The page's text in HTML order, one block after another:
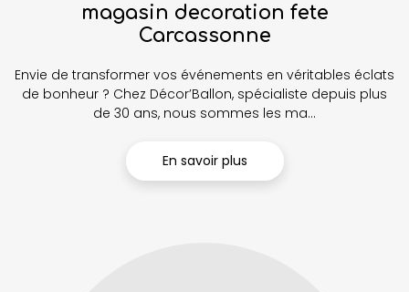
magasin decoration fete
Carcassonne
Envie de transformer vos événements en véritables éclats
de bonheur ? Chez Décor’Ballon, spécialiste depuis plus
de 30 ans, nous sommes les ma...
En savoir plus